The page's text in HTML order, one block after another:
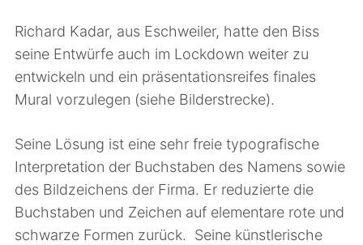
Richard Kadar, aus Eschweiler, hatte den Biss
seine Entwürfe auch im Lockdown weiter zu
entwickeln und ein präsentationsreifes finales
Mural vorzulegen (siehe Bilderstrecke).
Seine Lösung ist eine sehr freie typografische
Interpretation der Buchstaben des Namens sowie
des Bildzeichens der Firma. Er reduzierte die
Buchstaben und Zeichen auf elementare rote und
schwarze Formen zurück. Seine künstlerische